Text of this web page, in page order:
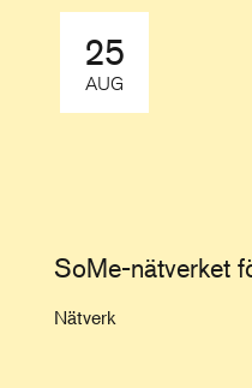
25
AUG
SoMe-nätverket
Nätverk